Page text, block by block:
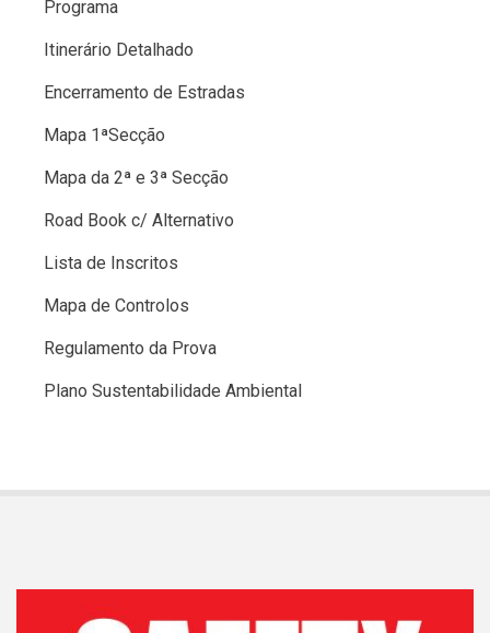
Programa
Itinerário Detalhado
Encerramento de Estradas
Mapa 1ªSecção
Mapa da 2ª e 3ª Secção
Road Book c/ Alternativo
Lista de Inscritos
Mapa de Controlos
Regulamento da Prova
Plano Sustentabilidade Ambiental